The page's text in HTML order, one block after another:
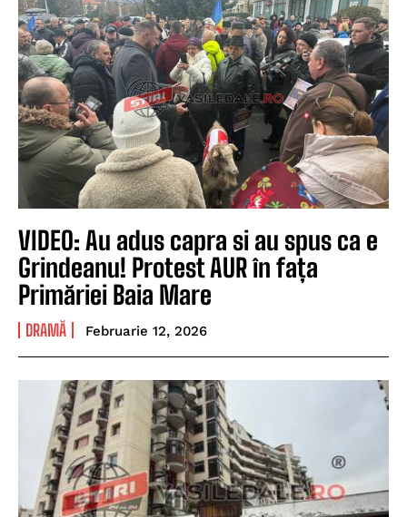
VIDEO: Au adus capra si au spus ca e
Grindeanu! Protest AUR în fața
Primăriei Baia Mare
DRAMĂ Februarie 12, 2026